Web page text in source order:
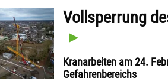
Vollsperrung
Kranarbeiten am 24.
Gefahrenbereichs